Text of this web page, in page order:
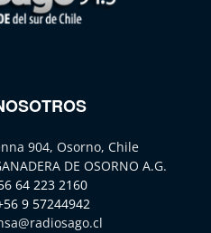
904, Osorno, Chile
DE OSORNO A.G.
64 223 2160
9 57244942